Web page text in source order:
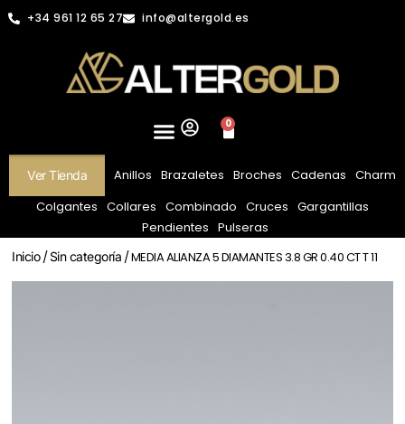
+34 961 12 65 27 info@altergold.es
0
Ver Tienda Anillos Brazaletes Broches Cadenas Charm
Colgantes Collares Combinado Cruces Gargantillas
Pendientes Pulseras
Inicio/Sin categoría / MEDIA ALIANZA 5 DIAMANTES 3.8 GR 0.40 CT T 11